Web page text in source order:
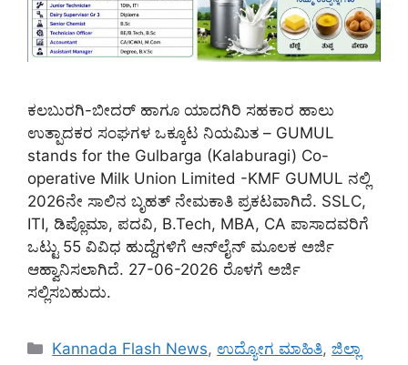
ಕಲಬುರಗಿ-ಬೀದರ್ ಹಾಗೂ ಯಾದಗಿರಿ ಸಹಕಾರ ಹಾಲು
ಉತ್ಪಾದಕರ ಸಂಘಗಳ ಒಕ್ಕೂಟ ನಿಯಮಿತ – GUMUL
stands for the Gulbarga (Kalaburagi) Co-
operative Milk Union Limited -KMF GUMUL ನಲ್ಲಿ
2026ನೇ ಸಾಲಿನ ಬೃಹತ್ ನೇಮಕಾತಿ ಪ್ರಕಟವಾಗಿದೆ. SSLC,
ITI, ಡಿಪ್ಲೊಮಾ, ಪದವಿ, B.Tech, MBA, CA ಪಾಸಾದವರಿಗೆ
ಒಟ್ಟು 55 ವಿವಿಧ ಹುದ್ದೆಗಳಿಗೆ ಆನ್‌ಲೈನ್ ಮೂಲಕ ಅರ್ಜಿ
ಆಹ್ವಾನಿಸಲಾಗಿದೆ. 27-06-2026 ರೊಳಗೆ ಅರ್ಜಿ
ಸಲ್ಲಿಸಬಹುದು.
Categories
Kannada Flash News, ಉದ್ಯೋಗ ಮಾಹಿತಿ,ಜಿಲ್ಲಾ